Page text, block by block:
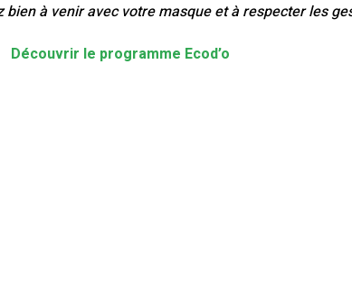
à venir avec votre masque et à respecter les
Découvrir le programme Ecod’o